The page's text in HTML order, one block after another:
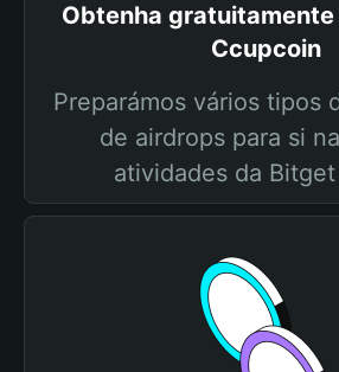
Obtenha
Ccupcoin
Preparámos vários tipos
de airdrops para si
atividades da